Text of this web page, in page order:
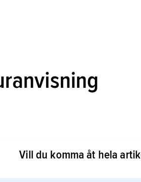
Vill du komma åt hela